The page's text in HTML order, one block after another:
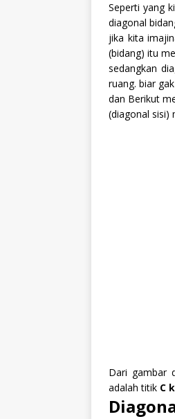
Seperti yang
diagonal
jika kita
(bidang) itu
sedangkan
ruang. biar
dan Berikut
(diagonal sisi)
Dari gambar
adalah titik C